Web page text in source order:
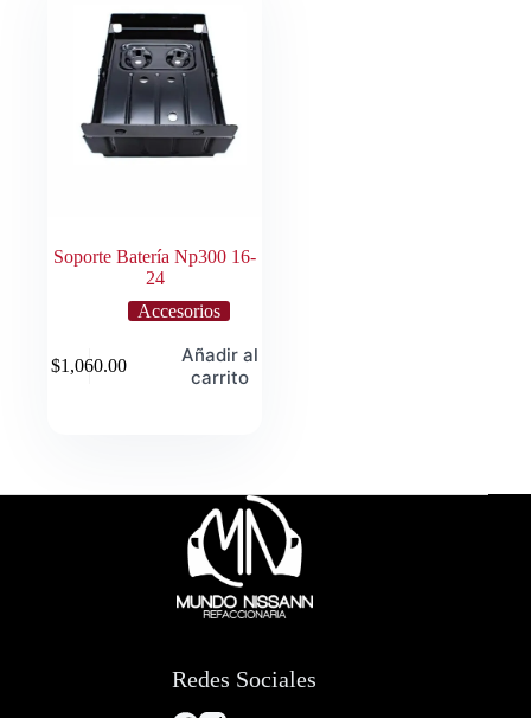
Soporte Batería Np300 16-
24
Accesorios
$1,060.00
Añadir al
carrito
Redes Sociales